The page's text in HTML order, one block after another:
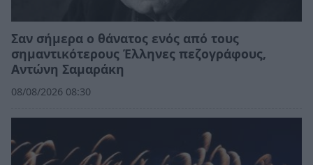
Σαν σήμερα ο θάνατος ενός από τους
σημαντικότερους Έλληνες πεζογράφους,
Αντώνη Σαμαράκη
08/08/2026 08:30